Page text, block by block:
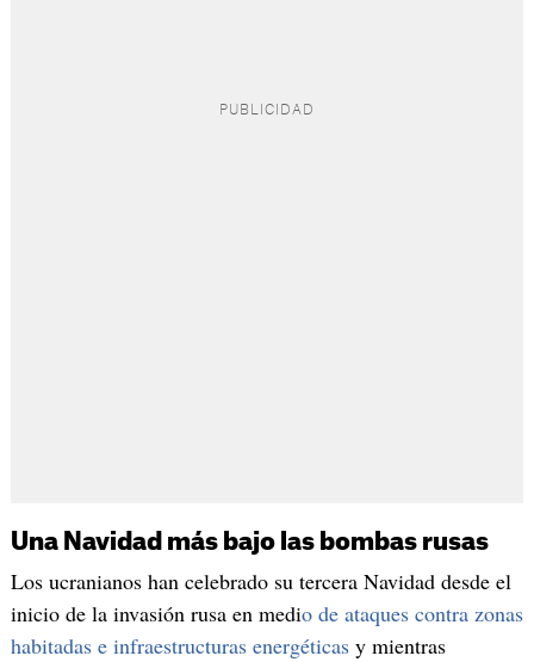
Una Navidad más bajo las bombas rusas
Los ucranianos han celebrado su tercera Navidad desde el
inicio de la invasión rusa en medio de ataques contra zonas
habitadas e infraestructuras energéticasy mientras